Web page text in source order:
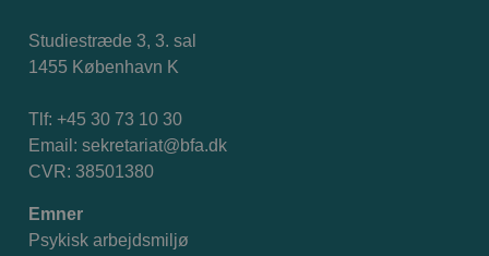
Studiestræde 3, 3. sal
1455 København K
Tlf: +45 30 73 10 30
Email: sekretariat@bfa.dk
CVR: 38501380
Emner
Psykisk arbejdsmiljø